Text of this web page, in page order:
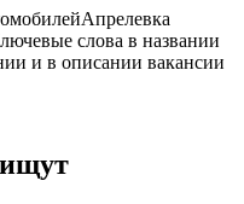
Апрелевка
слова в названии
и в описании вакансии
ищут